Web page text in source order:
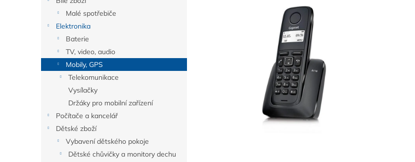
a
n
Malé spotřebiče
Elektronika
Baterie
TV, video, audio
Mobily, GPS
Telekomunikace
Vysílačky
Držáky pro mobilní zařízení
Počítače a kancelář
Dětské zboží
Vybavení dětského pokoje
Dětské chůvičky a monitory dechu